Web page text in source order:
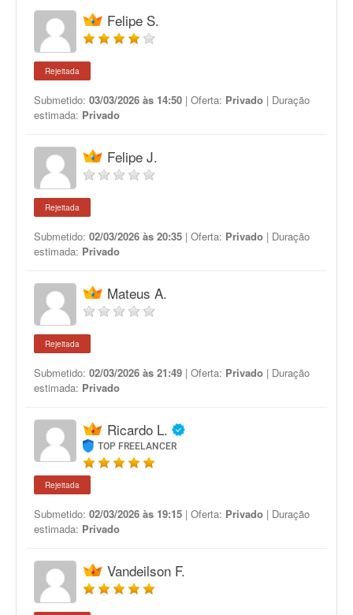
Felipe S.
Rejeitada
Submetido: 03/03/2026 às 14:50 | Oferta: Privado | Duração
estimada: Privado
Felipe J.
Rejeitada
Submetido: 02/03/2026 às 20:35 | Oferta: Privado | Duração
estimada: Privado
Mateus A.
Rejeitada
Submetido: 02/03/2026 às 21:49 | Oferta: Privado | Duração
estimada: Privado
Ricardo L.
TOP FREELANCER
Rejeitada
Submetido: 02/03/2026 às 19:15 | Oferta: Privado | Duração
estimada: Privado
Vandeilson F.